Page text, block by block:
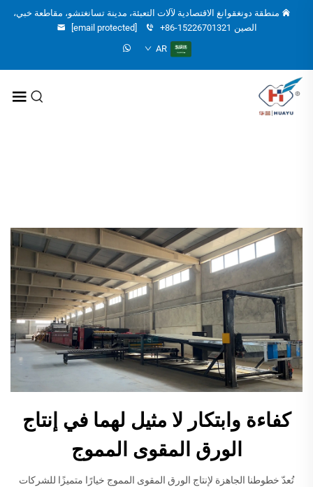
منطقة دونغقوانغ الاقتصادية لآلات التعبئة، مدينة تسانغتشو، مقاطعة خبي،
الصين +86-15226701321
[email protected]
AR
كفاءة وابتكار لا مثيل لهما في إنتاج
الورق المقوى المموج
تُعدّ خطوطنا الجاهزة لإنتاج الورق المقوى المموج خيارًا متميزًا للشركات